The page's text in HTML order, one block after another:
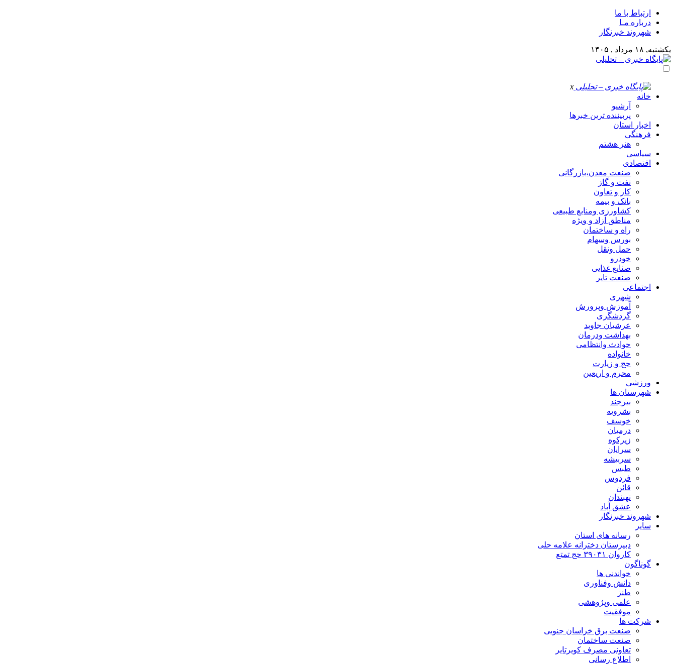
ارتباط با ما
درباره مـا
شهروند خبرنگار
یکشنبه, ۱۸ مرداد , ۱۴۰۵
x
خانه
آرشیو
پربیننده ترین خبرها
اخبار استان
فرهنگی
هنر هشتم
سیاسی
اقتصادی
صنعت معدن،بازرگانی
نفت و گاز
کار و تعاون
بانک و بیمه
کشاورزی ومنابع طبیعی
مناطق آزاد و ویژه
راه و ساختمان
بورس وسهام
حمل ونقل
خودرو
صنایع غذایی
صنعت تایر
اجتماعی
شهری
آموزش وپرورش
گردشگری
عرشیان جاوید
بهداشت ودرمان
حوادث وانتظامی
خانواده
حج و زیارت
محرم و اریعین
ورزشی
شهرستان ها
بیرجند
بشرویه
خوسف
درمیان
زیرکوه
سرایان
سربیشه
طبس
فردوس
قائن
نهبندان
عشق آباد
شهروند خبرنگار
سایر
رسانه های استان
دبیرستان دخترانه علامه حلی
کاروان ۳۹۰۳۱ حج تمتع
گوناگون
خواندنی ها
دانش وفناوری
طنز
علمی وپژوهشی
موفقیت
شرکت ها
صنعت برق خراسان جنوبی
صنعت ساختمان
تعاونی مصرف کویرتایر
اطلاع رسانی